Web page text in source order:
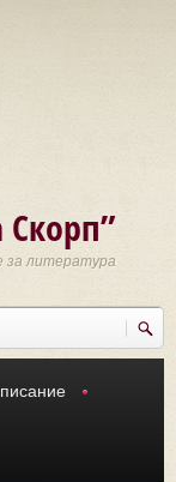
Скорп”
за литература